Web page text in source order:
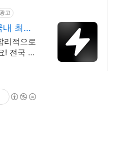
광고
최대
리적으로
! 전국 각